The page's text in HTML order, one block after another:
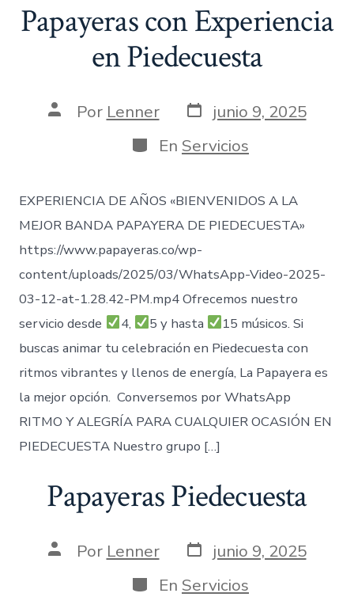
Papayeras con Experiencia
en Piedecuesta
AutorPor Lenner Fecha
de
publicación
junio 9, 2025
Categorías
En Servicios
EXPERIENCIA DE AÑOS «BIENVENIDOS A LA
MEJOR BANDA PAPAYERA DE PIEDECUESTA»
https://www.papayeras.co/wp-
content/uploads/2025/03/WhatsApp-Video-2025-
03-12-at-1.28.42-PM.mp4 Ofrecemos nuestro
servicio desde
4, 5 y hasta
15 músicos. Si
buscas animar tu celebración en Piedecuesta con
ritmos vibrantes y llenos de energía, La Papayera es
la mejor opción. Conversemos por WhatsApp
RITMO Y ALEGRÍA PARA CUALQUIER OCASIÓN EN
PIEDECUESTA Nuestro grupo […]
Papayeras Piedecuesta
AutorPor Lenner Fecha
de
publicación
junio 9, 2025
Categorías
En Servicios